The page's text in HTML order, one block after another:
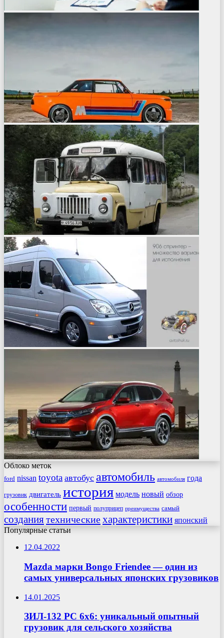
Облоко меток
ford nissan toyota автобус автомобиль автомобиля года
грузовик двигатель история модель новый обзор
особенности первый полуприцеп преимущества самый
созданиятехническиехарактеристики японский
Популярные статьи
12.04.2022
Mazda марки Bongo Friendee — один из
самых универсальных японских грузовиков
14.01.2025
ЗИЛ-132 РС 6х6: уникальный опытный
грузовик для сельского хозяйства